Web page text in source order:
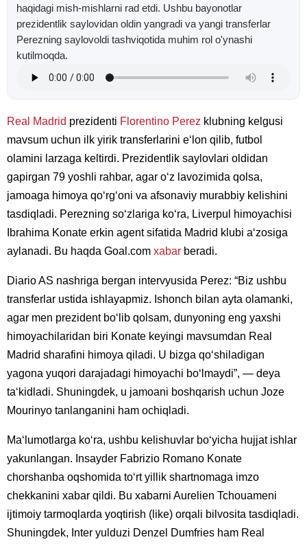
haqidagi mish-mishlarni rad etdi. Ushbu bayonotlar
prezidentlik saylovidan oldin yangradi va yangi transferlar
Perezning saylovoldi tashviqotida muhim rol o'ynashi
kutilmoqda.
Real Madrid prezidenti Florentino Perez klubning kelgusi
mavsum uchun ilk yirik transferlarini eʻlon qilib, futbol
olamini larzaga keltirdi. Prezidentlik saylovlari oldidan
gapirgan 79 yoshli rahbar, agar oʻz lavozimida qolsa,
jamoaga himoya qoʻrgʻoni va afsonaviy murabbiy kelishini
tasdiqladi. Perezning soʻzlariga koʻra, Liverpul himoyachisi
Ibrahima Konate erkin agent sifatida Madrid klubi aʻzosiga
aylanadi. Bu haqda Goal.com xabar beradi.
Diario AS nashriga bergan intervyusida Perez: “Biz ushbu
transferlar ustida ishlayapmiz. Ishonch bilan ayta olamanki,
agar men prezident boʻlib qolsam, dunyoning eng yaxshi
himoyachilaridan biri Konate keyingi mavsumdan Real
Madrid sharafini himoya qiladi. U bizga qoʻshiladigan
yagona yuqori darajadagi himoyachi boʻlmaydi”, — deya
taʻkidladi. Shuningdek, u jamoani boshqarish uchun Joze
Mourinyo tanlanganini ham ochiqladi.
Maʻlumotlarga koʻra, ushbu kelishuvlar boʻyicha hujjat ishlar
yakunlangan. Insayder Fabrizio Romano Konate
chorshanba oqshomida toʻrt yillik shartnomaga imzo
chekkanini xabar qildi. Bu xabarni Aurelien Tchouameni
ijtimoiy tarmoqlarda yoqtirish (like) orqali bilvosita tasdiqladi.
Shuningdek, Inter yulduzi Denzel Dumfries ham Real